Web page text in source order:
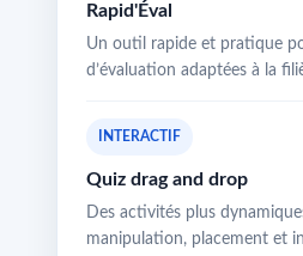
Rapid'Éval
Un outil rapide et pratique
d’évaluation adaptées à la
INTERACTIF
Quiz drag and drop
Des activités plus
manipulation, placement et